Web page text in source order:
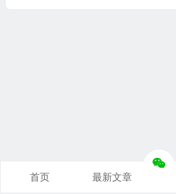
首页 最新文章